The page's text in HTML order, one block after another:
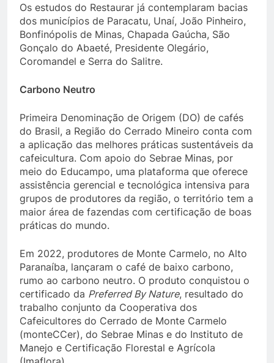
Os estudos do Restaurar já contemplaram bacias
dos municípios de Paracatu, Unaí, João Pinheiro,
Bonfinópolis de Minas, Chapada Gaúcha, São
Gonçalo do Abaeté, Presidente Olegário,
Coromandel e Serra do Salitre.
Carbono Neutro
Primeira Denominação de Origem (DO) de cafés
do Brasil, a Região do Cerrado Mineiro conta com
a aplicação das melhores práticas sustentáveis da
cafeicultura. Com apoio do Sebrae Minas, por
meio do Educampo, uma plataforma que oferece
assistência gerencial e tecnológica intensiva para
grupos de produtores da região, o território tem a
maior área de fazendas com certificação de boas
práticas do mundo.
Em 2022, produtores de Monte Carmelo, no Alto
Paranaíba, lançaram o café de baixo carbono,
rumo ao carbono neutro. O produto conquistou o
certificado da Preferred By Nature, resultado do
trabalho conjunto da Cooperativa dos
Cafeicultores do Cerrado de Monte Carmelo
(monteCCer), do Sebrae Minas e do Instituto de
Manejo e Certificação Florestal e Agrícola